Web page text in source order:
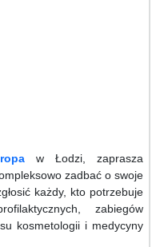
w Łodzi, zaprasza
zadbać o swoje
każdy, kto potrzebuje
zabiegów
kosmetologii i medycyny